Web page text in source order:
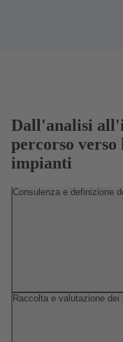
Dall'analisi
percorso
impianti
Consulenza e definizione
Raccolta e valutazione dei